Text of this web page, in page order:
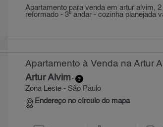
Apartamento para venda em artur alvim,
reformado - 3º andar - cozinha planejada
Apartamento à Venda na Artur
Artur Alvim-
Zona Leste - São Paulo
Endereço no círculo do mapa